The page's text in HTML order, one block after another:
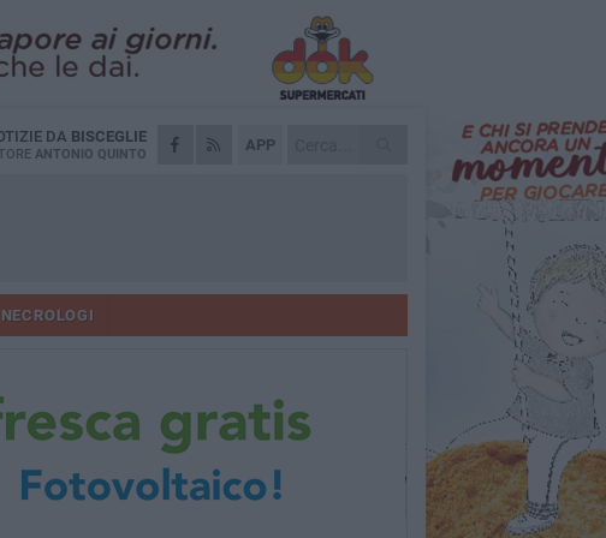
APP
DA BISCEGLIE
ANTONIO QUINTO
NECROLOGI